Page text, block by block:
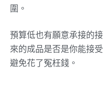
圍。
預算低也有願意承接的
來的成品是否是你能接
避免花了冤枉錢。